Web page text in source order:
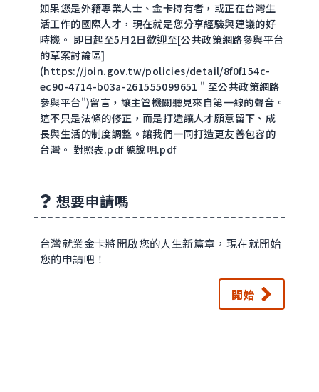
如果您是外籍專業人士、金卡持有者，或正在台灣生
活工作的國際人才，現在就是您分享經驗與建議的好
時機。 即日起至5月2日歡迎至[公共政策網路參與平台
的草案討論區]
(https://join.gov.tw/policies/detail/8f0f154c-
ec90-4714-b03a-261555099651 " 至公共政策網路
參與平台")留言，讓主管機關聽見來自第一線的聲音。
這不只是法條的修正，而是打造讓人才願意留下、成
長與生活的制度調整。讓我們一同打造更友善包容的
台灣。 對照表.pdf 總說明.pdf
想要申請嗎
台灣就業金卡將開啟您的人生新篇章，現在就開始
您的申請吧！
開始